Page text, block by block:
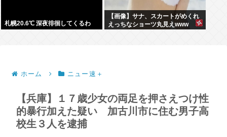
札幌20.6℃ 深夜徘徊してくるわ
【画像】サナ、スカートがめくれ
えっちなショーツ丸見えwww
ホーム ニュー速＋
【兵庫】１７歳少女の両足を押さえつけ性
的暴行加えた疑い 加古川市に住む男子高
校生３人を逮捕